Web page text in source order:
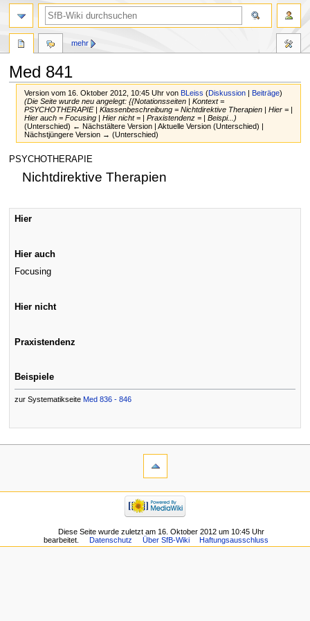
Med 841
Version vom 16. Oktober 2012, 10:45 Uhr von BLeiss (Diskussion | Beiträge)
(Die Seite wurde neu angelegt: {{Notationsseiten | Kontext =
PSYCHOTHERAPIE | Klassenbeschreibung = Nichtdirektive Therapien | Hier = |
Hier auch = Focusing | Hier nicht = | Praxistendenz = | Beispi...)
(Unterschied) ← Nächstältere Version | Aktuelle Version (Unterschied) |
Nächstjüngere Version → (Unterschied)
Zur
Navigation
springen
Zur
Suche
springen
PSYCHOTHERAPIE
Nichtdirektive Therapien
Hier
Hier auch
Focusing
Hier nicht
Praxistendenz
Beispiele
zur SystematikseiteMed 836 - 846
mehr
Diese Seite wurde zuletzt am 16. Oktober 2012 um 10:45 Uhr
bearbeitet.
Datenschutz Über SfB-Wiki Haftungsausschluss